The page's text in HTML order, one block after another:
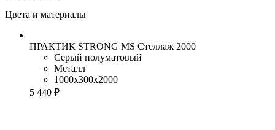
Цвета и материалы
ПРАКТИК STRONG MS Стеллаж 2000
Серый полуматовый
Металл
1000x300x2000
5 440 ₽